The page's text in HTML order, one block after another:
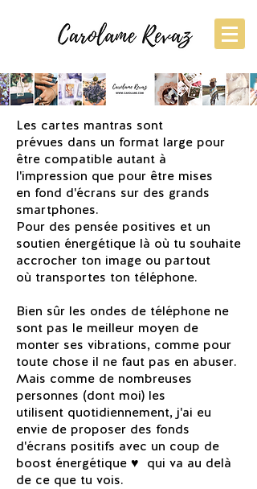
Cartesmantras
Les cartes mantras sont
prévues dans un format large pour
être compatible autant à
l'impression que pour être mises
en fond d'écrans sur des grands
smartphones.
Pour des pensée positives et un
soutien énergétique là où tu souhaite
accrocher ton image ou partout
où transportes ton téléphone.
Bien sûr les ondes de téléphone ne
sont pas le meilleur moyen de
monter ses vibrations, comme pour
toute chose il ne faut pas en abuser.
Mais comme de nombreuses
personnes (dont moi) les
utilisent quotidiennement, j'ai eu
envie de proposer des fonds
d'écrans positifs avec un coup de
boost énergétique ♥ qui va au delà
de ce que tu vois.